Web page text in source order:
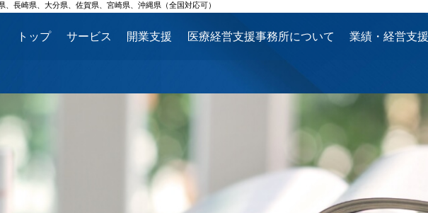
長崎県、大分県、佐賀県、宮崎県、沖縄県（全国対応可）
トップ サービス 開業支援 医療経営支援事務所について 業績・経営支